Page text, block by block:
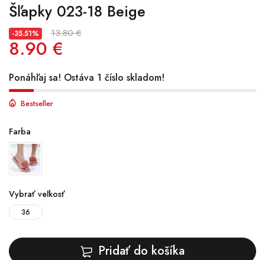
Šľapky 023-18 Beige
-35.51% 13.80 €
8.90 €
Ponáhľaj sa! Ostáva 1 číslo skladom!
Bestseller
Farba
Vybrať veľkosť
36
Pridať do košíka